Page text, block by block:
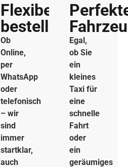
Flexibel
bestellen
Ob
Online,
per
WhatsApp
oder
telefonisch
– wir
sind
immer
startklar,
auch
Egal,
ob Sie
ein
kleines
Taxi für
eine
schnelle
Fahrt
oder
ein
geräumiges